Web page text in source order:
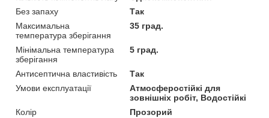
Без запаху
Так
Максимальна
температура зберігання
35 град.
Мінімальна температура
зберігання
5 град.
Антисептична властивість
Так
Умови експлуатації
Атмосферостійкі для
зовнішніх робіт, Водостійкі
Колір
Прозорий